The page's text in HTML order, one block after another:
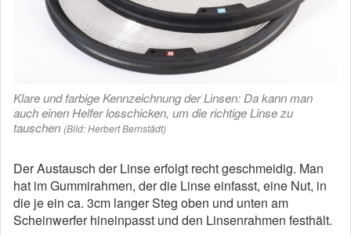
Klare und farbige Kennzeichnung der Linsen: Da kann man
auch einen Helfer losschicken, um die richtige Linse zu
tauschen (Bild: Herbert Bernstädt)
Der Austausch der Linse erfolgt recht geschmeidig. Man
hat im Gummirahmen, der die Linse einfasst, eine Nut, in
die je ein ca. 3cm langer Steg oben und unten am
Scheinwerfer hineinpasst und den Linsenrahmen festhält.